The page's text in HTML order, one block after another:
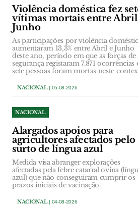
Violência doméstica fez
vítimas mortais entre Abril
Junho
As participações por violência
aumentaram 13,3% entre Abril e Junho
deste ano, período em que as forças de
segurança registaram 7.871 ocorrências
sete pessoas foram mortas neste
NACIONAL| 05-08-2026
NACIONAL
Alargados apoios para
agricultores afectados pelo
surto de língua azul
Medida visa abranger explorações
afectadas pela febre catarral ovina
azul) que não conseguiram cumprir os
prazos iniciais de vacinação.
NACIONAL| 04-08-2026